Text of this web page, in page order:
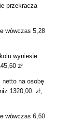
przekracza
wówczas 5,28
wyniesie
zł
na osobę
1320,00 zł,
wówczas 6,60